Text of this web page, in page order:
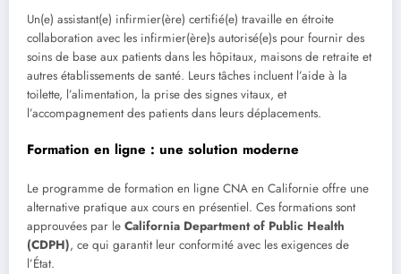
Un(e) assistant(e) infirmier(ère) certifié(e) travaille en étroite
collaboration avec les infirmier(ère)s autorisé(e)s pour fournir des
soins de base aux patients dans les hôpitaux, maisons de retraite et
autres établissements de santé. Leurs tâches incluent l’aide à la
toilette, l’alimentation, la prise des signes vitaux, et
l’accompagnement des patients dans leurs déplacements.
Formation en ligne : une solution moderne
Le programme de formation en ligne CNA en Californie offre une
alternative pratique aux cours en présentiel. Ces formations sont
approuvées par le California Department of Public Health
(CDPH), ce qui garantit leur conformité avec les exigences de
l’État.